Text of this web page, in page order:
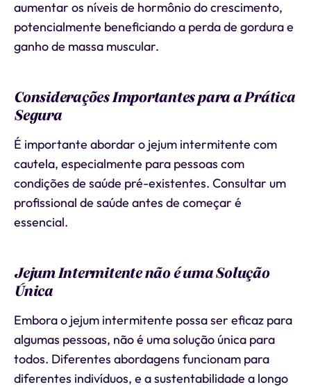
aumentar os níveis de hormônio do crescimento,
potencialmente beneficiando a perda de gordura e
ganho de massa muscular.
Considerações Importantes para a Prática
Segura
É importante abordar o jejum intermitente com
cautela, especialmente para pessoas com
condições de saúde pré-existentes. Consultar um
profissional de saúde antes de começar é
essencial.
Jejum Intermitente não é uma Solução
Única
Embora o jejum intermitente possa ser eficaz para
algumas pessoas, não é uma solução única para
todos. Diferentes abordagens funcionam para
diferentes indivíduos, e a sustentabilidade a longo